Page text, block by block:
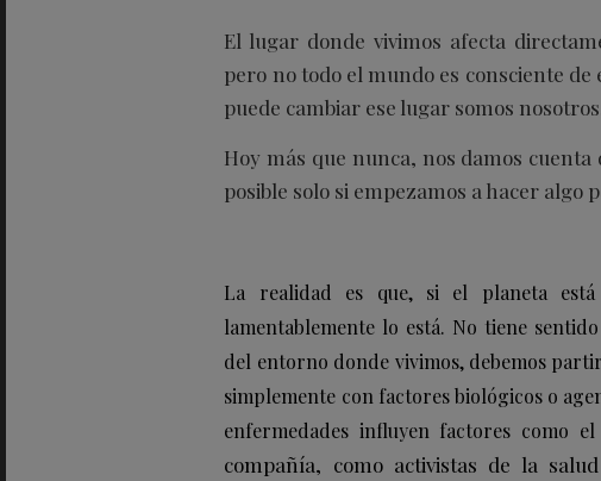
El lugar donde vivimos afecta
pero no todo el mundo es consciente
puede cambiar ese lugar somos
Hoy más que nunca, nos damos
posible solo si empezamos a hacer algo
La realidad es que, si el planeta
lamentablemente lo está. No tiene
del entorno donde vivimos, debemos
simplemente con factores biológicos o
enfermedades influyen factores como
compañía, como activistas de la